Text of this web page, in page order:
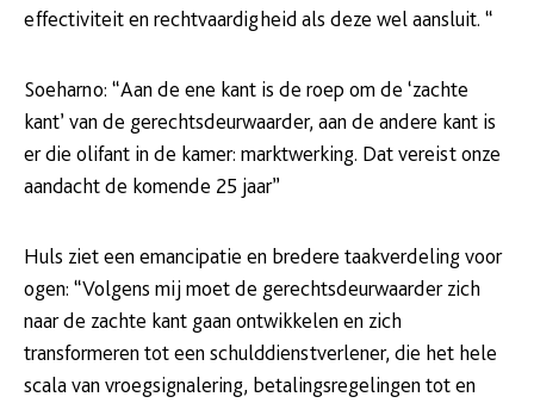
effectiviteit en rechtvaardigheid als deze wel aansluit. “
Soeharno: “Aan de ene kant is de roep om de ‘zachte
kant’ van de gerechtsdeurwaarder, aan de andere kant is
er die olifant in de kamer: marktwerking. Dat vereist onze
aandacht de komende 25 jaar”
Huls ziet een emancipatie en bredere taakverdeling voor
ogen: “Volgens mij moet de gerechtsdeurwaarder zich
naar de zachte kant gaan ontwikkelen en zich
transformeren tot een schulddienstverlener, die het hele
scala van vroegsignalering, betalingsregelingen tot en